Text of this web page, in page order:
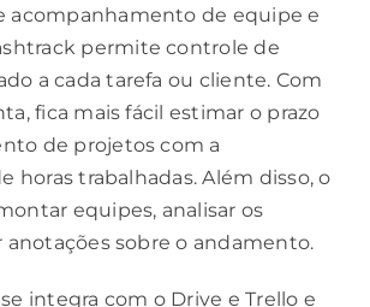
acompanhamento de equipe e
permite controle de
a cada tarefa ou cliente. Com
fica mais fácil estimar o prazo
de projetos com a
horas trabalhadas. Além disso, o
equipes, analisar os
anotações sobre o andamento.
integra com o Drive e Trello e